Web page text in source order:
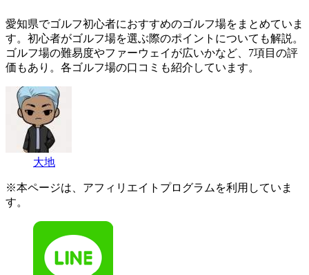
愛知県でゴルフ初心者におすすめのゴルフ場をまとめていま
す。初心者がゴルフ場を選ぶ際のポイントについても解説。
ゴルフ場の難易度やファーウェイが広いかなど、7項目の評
価もあり。各ゴルフ場の口コミも紹介しています。
大地
※本ページは、アフィリエイトプログラムを利用していま
す。